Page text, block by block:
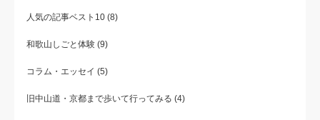
人気の記事ベスト10 (8)
和歌山しごと体験 (9)
コラム・エッセイ (5)
旧中山道・京都まで歩いて行ってみる (4)